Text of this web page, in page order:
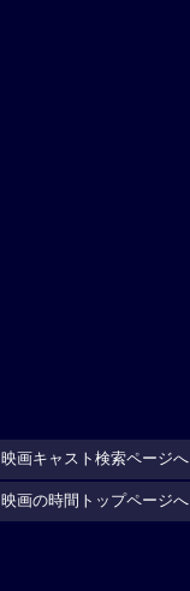
映画キャスト検索ページへ
映画の時間トップページへ